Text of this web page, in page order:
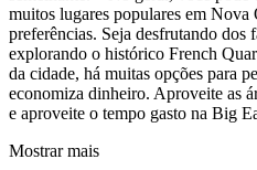
muitos lugares populares em Nova
preferências. Seja desfrutando dos
explorando o histórico French
da cidade, há muitas opções para
economiza dinheiro. Aproveite as
e aproveite o tempo gasto na Big
Mostrar mais